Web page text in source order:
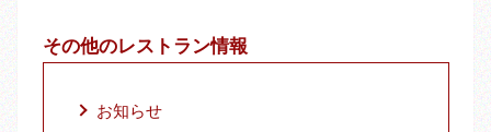
その他のレストラン情報
お知らせ